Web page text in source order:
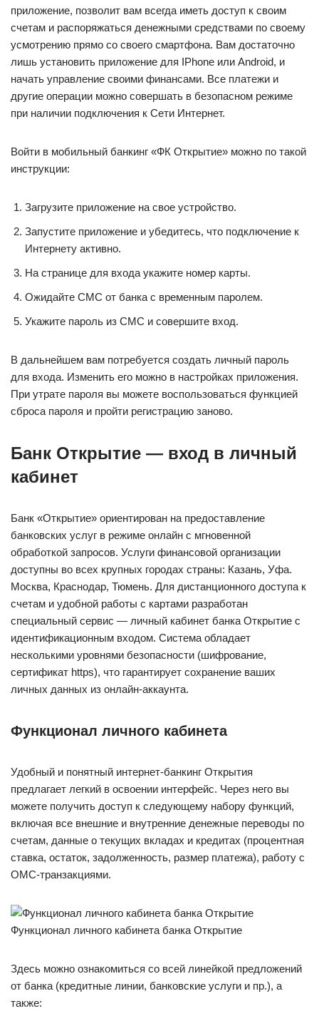
приложение, позволит вам всегда иметь доступ к своим
счетам и распоряжаться денежными средствами по своему
усмотрению прямо со своего смартфона. Вам достаточно
лишь установить приложение для IPhone или Android, и
начать управление своими финансами. Все платежи и
другие операции можно совершать в безопасном режиме
при наличии подключения к Сети Интернет.
Войти в мобильный банкинг «ФК Открытие» можно по такой
инструкции:
Загрузите приложение на свое устройство.
Запустите приложение и убедитесь, что подключение к
Интернету активно.
На странице для входа укажите номер карты.
Ожидайте СМС от банка с временным паролем.
Укажите пароль из СМС и совершите вход.
В дальнейшем вам потребуется создать личный пароль
для входа. Изменить его можно в настройках приложения.
При утрате пароля вы можете воспользоваться функцией
сброса пароля и пройти регистрацию заново.
Банк Открытие — вход в личный
кабинет
Банк «Открытие» ориентирован на предоставление
банковских услуг в режиме онлайн с мгновенной
обработкой запросов. Услуги финансовой организации
доступны во всех крупных городах страны: Казань, Уфа.
Москва, Краснодар, Тюмень. Для дистанционного доступа к
счетам и удобной работы с картами разработан
специальный сервис — личный кабинет банка Открытие с
идентификационным входом. Система обладает
несколькими уровнями безопасности (шифрование,
сертификат https), что гарантирует сохранение ваших
личных данных из онлайн-аккаунта.
Функционал личного кабинета
Удобный и понятный интернет-банкинг Открытия
предлагает легкий в освоении интерфейс. Через него вы
можете получить доступ к следующему набору функций,
включая все внешние и внутренние денежные переводы по
счетам, данные о текущих вкладах и кредитах (процентная
ставка, остаток, задолженность, размер платежа), работу с
ОМС-транзакциями.
Функционал личного кабинета банка Открытие
Здесь можно ознакомиться со всей линейкой предложений
от банка (кредитные линии, банковские услуги и пр.), а
также: